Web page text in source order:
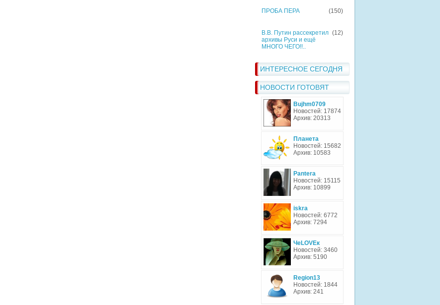
ПРОБА ПЕРА (150)
В.В. Путин рассекретил
архивы Руси и ещё
МНОГО ЧЕГО!!..
(12)
ИНТЕРЕСНОЕ СЕГОДНЯ
НОВОСТИ ГОТОВЯТ
Bujhm0709
Новостей: 17874
Архив: 20313
Планета
Новостей: 15682
Архив: 10583
Pantera
Новостей: 15115
Архив: 10899
iskra
Новостей: 6772
Архив: 7294
ЧеLOVEк
Новостей: 3460
Архив: 5190
Region13
Новостей: 1844
Архив: 241